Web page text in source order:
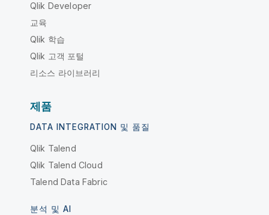
Qlik Developer
교육
Qlik 학습
Qlik 고객 포털
리소스 라이브러리
제품
DATA INTEGRATION 및 품질
Qlik Talend
Qlik Talend Cloud
Talend Data Fabric
분석 및 AI